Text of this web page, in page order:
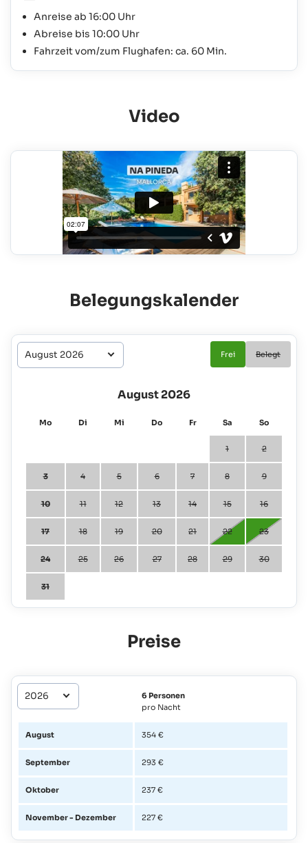
Anreise ab 16:00 Uhr
Abreise bis 10:00 Uhr
Fahrzeit vom/zum Flughafen: ca. 60 Min.
Video
Belegungskalender
Frei Belegt
August 2026
Mo Di Mi Do Fr Sa So
1 2
3 4 5 6 7 8 9
10 11 12 13 14 15 16
17 18 19 20 21 22 23
24 25 26 27 28 29 30
31
Preise
6 Personen
pro Nacht
August 354 €
September 293 €
Oktober 237 €
November - Dezember 227 €